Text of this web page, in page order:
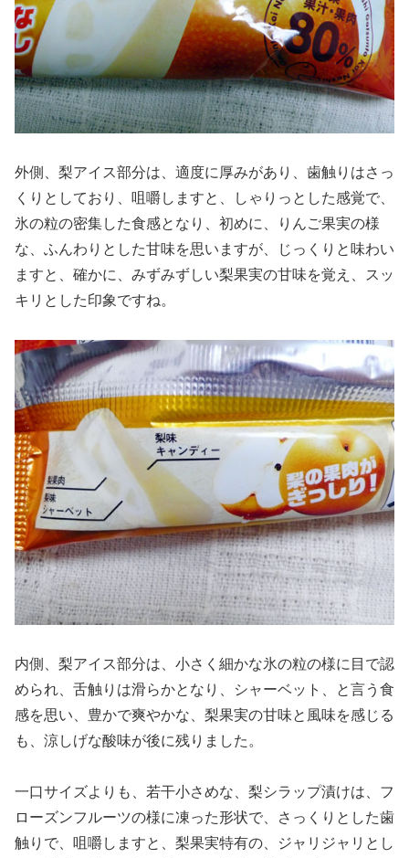
外側、梨アイス部分は、適度に厚みがあり、歯触りはさっ
くりとしており、咀嚼しますと、しゃりっとした感覚で、
氷の粒の密集した食感となり、初めに、りんご果実の様
な、ふんわりとした甘味を思いますが、じっくりと味わい
ますと、確かに、みずみずしい梨果実の甘味を覚え、スッ
キリとした印象ですね。
内側、梨アイス部分は、小さく細かな氷の粒の様に目で認
められ、舌触りは滑らかとなり、シャーベット、と言う食
感を思い、豊かで爽やかな、梨果実の甘味と風味を感じる
も、涼しげな酸味が後に残りました。
一口サイズよりも、若干小さめな、梨シラップ漬けは、フ
ローズンフルーツの様に凍った形状で、さっくりとした歯
触りで、咀嚼しますと、梨果実特有の、ジャリジャリとし